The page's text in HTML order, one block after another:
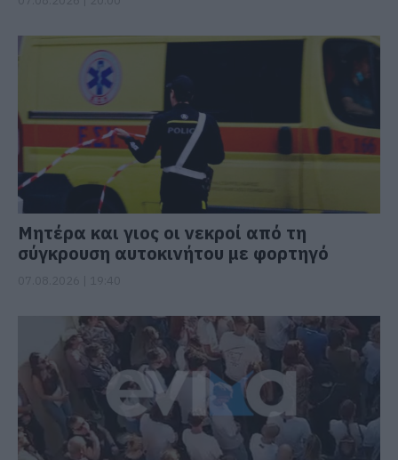
Μητέρα και γιος οι νεκροί από τη
σύγκρουση αυτοκινήτου με φορτηγό